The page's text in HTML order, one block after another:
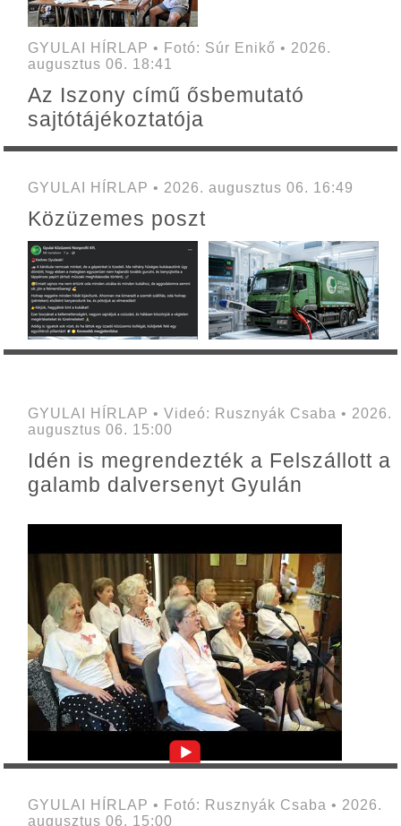
GYULAI HÍRLAP • Fotó: Súr Enikő • 2026.
augusztus 06. 18:41
Az Iszony című ősbemutató
sajtótájékoztatója
GYULAI HÍRLAP • 2026. augusztus 06. 16:49
Közüzemes poszt
GYULAI HÍRLAP • Videó: Rusznyák Csaba • 2026.
augusztus 06. 15:00
Idén is megrendezték a Felszállott a
galamb dalversenyt Gyulán
GYULAI HÍRLAP • Fotó: Rusznyák Csaba • 2026.
augusztus 06. 15:00